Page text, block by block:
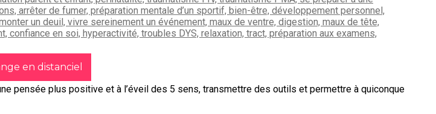
en distanciel
pensée plus positive et à l’éveil des 5 sens, transmettre des outils et permettre à quiconque